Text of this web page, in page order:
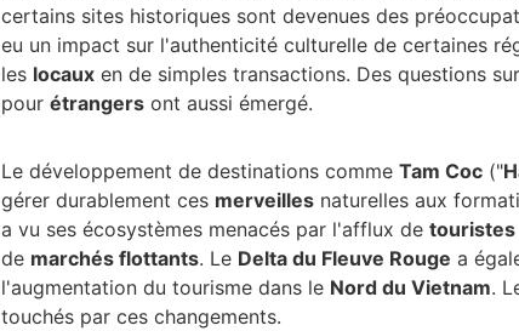
certains sites historiques sont devenues des
eu un impact sur l'authenticité culturelle de certaines
les locaux en de simples transactions. Des questions
pour étrangers ont aussi émergé.
Le développement de destinations comme Tam Coc ("
gérer durablement ces merveilles naturelles aux
a vu ses écosystèmes menacés par l'afflux de touristes
de marchés flottants. Le Delta du Fleuve Rouge a
l'augmentation du tourisme dans le Nord du Vietnam.
touchés par ces changements.